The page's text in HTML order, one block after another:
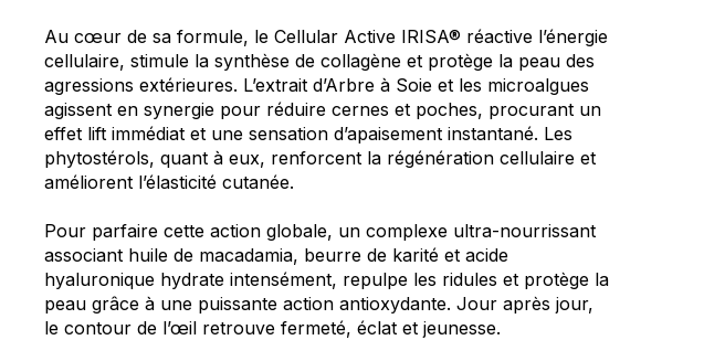
Au cœur de sa formule, le Cellular Active IRISA® réactive l’énergie
cellulaire, stimule la synthèse de collagène et protège la peau des
agressions extérieures. L’extrait d’Arbre à Soie et les microalgues
agissent en synergie pour réduire cernes et poches, procurant un
effet lift immédiat et une sensation d’apaisement instantané. Les
phytostérols, quant à eux, renforcent la régénération cellulaire et
améliorent l’élasticité cutanée.
Pour parfaire cette action globale, un complexe ultra-nourrissant
associant huile de macadamia, beurre de karité et acide
hyaluronique hydrate intensément, repulpe les ridules et protège la
peau grâce à une puissante action antioxydante. Jour après jour,
le contour de l’œil retrouve fermeté, éclat et jeunesse.